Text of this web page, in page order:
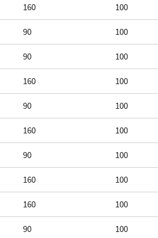
160 100
90 100
90 100
160 100
90 100
160 100
90 100
160 100
160 100
90 100